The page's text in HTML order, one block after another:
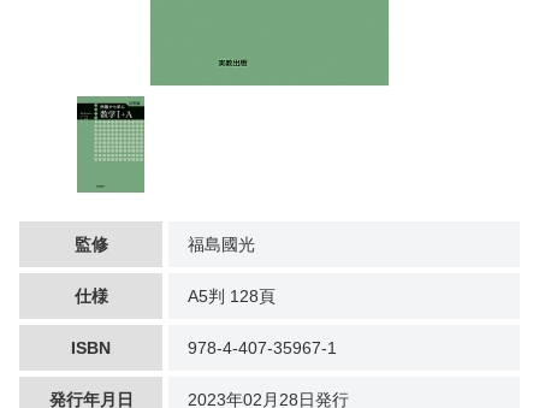
監修 福島國光
仕様 A5判 128頁
ISBN 978-4-407-35967-1
発行年月日 2023年02月28日発行